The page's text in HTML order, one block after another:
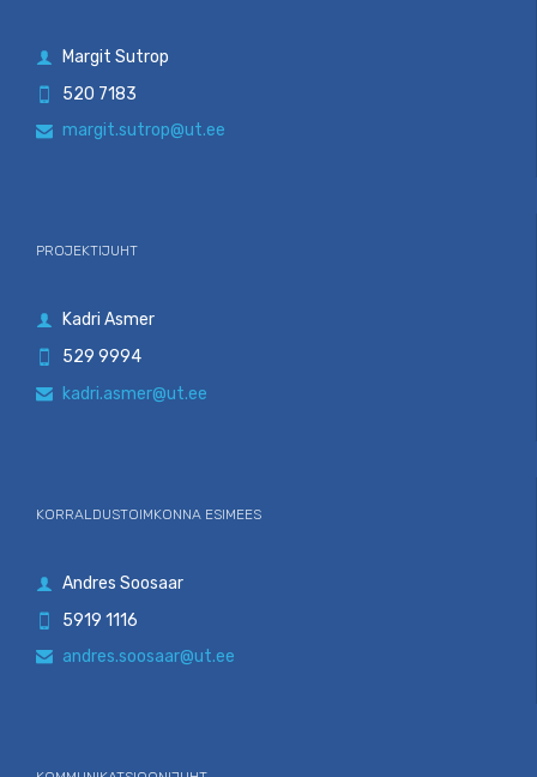
 Margit Sutrop
 520 7183
 margit.sutrop@ut.ee
PROJEKTIJUHT
 Kadri Asmer
529 9994
 kadri.asmer@ut.ee
KORRALDUSTOIMKONNA ESIMEES
 Andres Soosaar
 5919 1116
 andres.soosaar@ut.ee